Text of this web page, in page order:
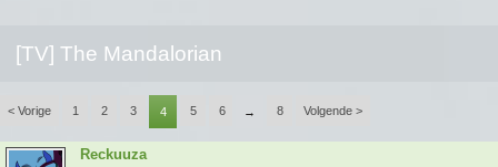
[TV] The Mandalorian
< Vorige 1 2 3 4 5 6 → 8 Volgende >
Reckuuza